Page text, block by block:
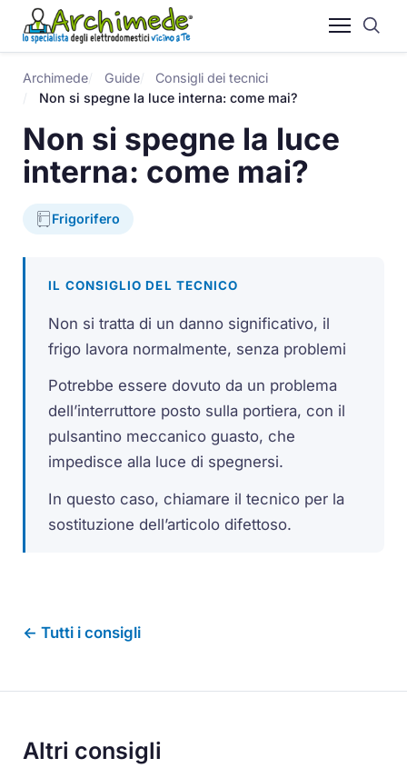
Archimede Guide
Consigli dei tecnici
Non si spegne la luce interna: come mai?
Non si spegne la luce
interna: come mai?
Frigorifero
IL CONSIGLIO DEL TECNICO
Non si tratta di un danno significativo, il
frigo lavora normalmente, senza problemi
Potrebbe essere dovuto da un problema
dell’interruttore posto sulla portiera, con il
pulsantino meccanico guasto, che
impedisce alla luce di spegnersi.
In questo caso, chiamare il tecnico per la
sostituzione dell’articolo difettoso.
← Tutti i consigli
Altri consigli